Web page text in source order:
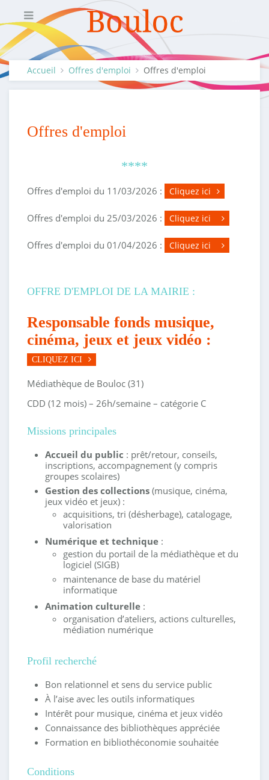
Accueil Offres d'emploi Offres d'emploi
Offres d'emploi
****
Offres d'emploi du 11/03/2026 : Cliquez ici
Offres d'emploi du 25/03/2026 : Cliquez ici
Offres d'emploi du 01/04/2026 : Cliquez ici
OFFRE D'EMPLOI DE LA MAIRIE :
Responsable fonds musique,
cinéma, jeux et jeux vidéo :
CLIQUEZ ICI
Médiathèque de Bouloc (31)
CDD (12 mois) – 26h/semaine – catégorie C
Missions principales
Accueil du public : prêt/retour, conseils,
inscriptions, accompagnement (y compris
groupes scolaires)
Gestion des collections (musique, cinéma,
jeux vidéo et jeux) :
acquisitions, tri (désherbage), catalogage,
valorisation
Numérique et technique :
gestion du portail de la médiathèque et du
logiciel (SIGB)
maintenance de base du matériel
informatique
Animation culturelle :
organisation d’ateliers, actions culturelles,
médiation numérique
Profil recherché
Bon relationnel et sens du service public
À l’aise avec les outils informatiques
Intérêt pour musique, cinéma et jeux vidéo
Connaissance des bibliothèques appréciée
Formation en bibliothéconomie souhaitée
Conditions